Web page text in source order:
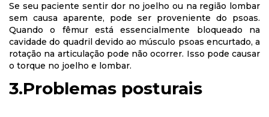
Se seu paciente sentir dor no joelho ou na região lombar
sem causa aparente, pode ser proveniente do psoas.
Quando o fêmur está essencialmente bloqueado na
cavidade do quadril devido ao músculo psoas encurtado, a
rotação na articulação pode não ocorrer. Isso pode causar
o torque no joelho e lombar.
3.Problemas posturais